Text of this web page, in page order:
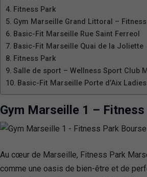
Fitness Park
Gym Marseille Grand Littoral –
Basic-Fit Marseille Rue Saint Ferreol
Basic-Fit Marseille Quai de la Joliette
Fitness Park
Salle de sport – Wellness Sport Club
Basic-Fit Marseille Porte d’Aix
Gym Marseille 1 –
Au cœur de Marseille, Fitness Park
comme une oasis de bien-être et de